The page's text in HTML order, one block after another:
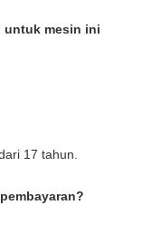
untuk mesin ini
17 tahun.